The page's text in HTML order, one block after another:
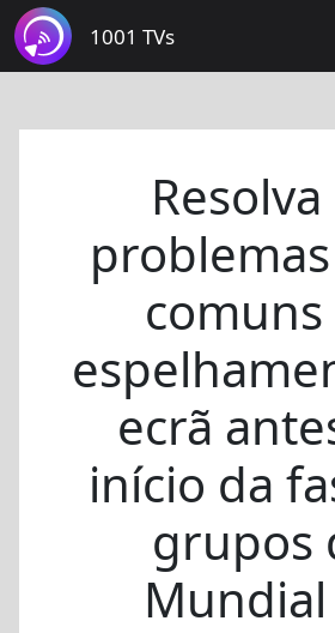
1001 TVs
comuns
ecrã
início da
grupos